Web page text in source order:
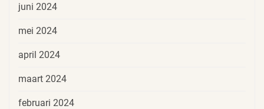
juni 2024
mei 2024
april 2024
maart 2024
februari 2024